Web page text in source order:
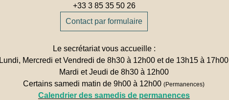
+33 3 85 35 50 26
Contact par formulaire
Le secrétariat vous accueille :
Lundi, Mercredi et Vendredi de 8h30 à 12h00 et de 13h15 à 17h00
Mardi et Jeudi de 8h30 à 12h00
Certains samedi matin de 9h00 à 12h00(Permanences)
Calendrier des samedis de permanences